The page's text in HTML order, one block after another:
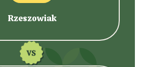
Rzeszowiak